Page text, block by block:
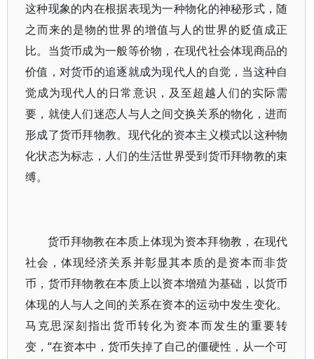
这种现象的内在根据表现为一种物化的神秘形式，随
之而来的是物的世界的增值与人的世界的贬值成正
比。当货币成为一般等价物，在现代社会体现商品的
价值，对货币的追逐就成为现代人的自觉，当这种自
觉成为现代人的日常意识，及至超越人们的实际需
要，就使人们迷恋人与人之间交换关系的物化，进而
形成了货币拜物教。现代化的资本主义模式以这种物
化状态为标志，人们的生活世界受到货币拜物教的束
缚。
货币拜物教在本质上体现为资本拜物教，在现代
社会，体现经济关系并彰显其本质的是资本而非货
币，货币拜物教在本质上以资本增殖为基础，以货币
体现的人与人之间的关系在资本的运动中发生变化。
马克思深刻指出货币转化为资本而发生的重要转
变，“在资本中，货币失掉了自己的僵硬性，从一个可